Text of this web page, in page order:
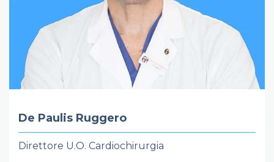
De Paulis Ruggero
Direttore U.O. Cardiochirurgia